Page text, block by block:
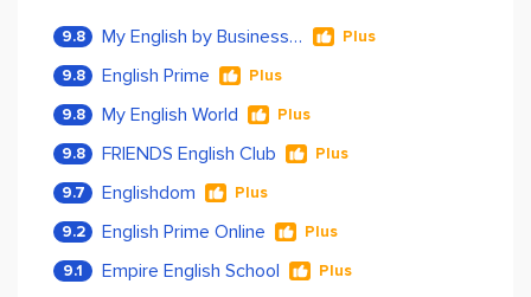
9.8 My English by Business Language Plus
9.8 English Prime Plus
9.8 My English World Plus
9.8 FRIENDS English Club Plus
9.7 Englishdom Plus
9.2 English Prime Online Plus
9.1 Empire English School Plus